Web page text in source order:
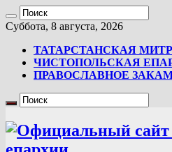
Суббота, 8 августа, 2026
ТАТАРСТАНСКАЯ
ЧИСТОПОЛЬСКАЯ
ПРАВОСЛАВНОЕ